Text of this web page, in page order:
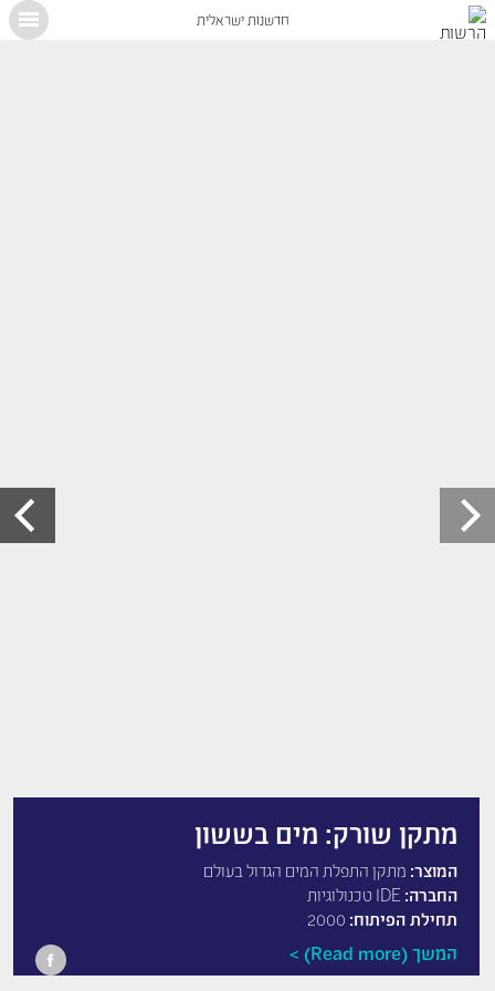
חדשנות ישראלית
מתקן שורק: מים בששון
המוצר: מתקן התפלת המים הגדול בעולם
החברה:
תחילת הפיתוח:
המשך (Read more)
X